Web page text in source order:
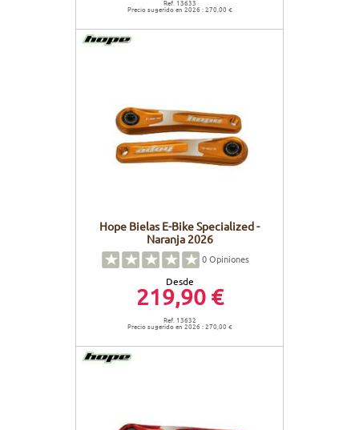
Precio sugerido en 2026 : 270,00 €
Hope Bielas E-Bike Specialized -
Naranja 2026
0Opiniones
Desde
219,90 €
Ref. 13632
Precio sugerido en 2026 : 270,00 €